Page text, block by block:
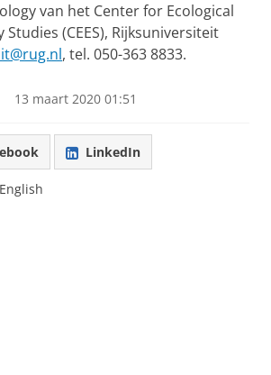
van het Center for Ecological
(CEES), Rijksuniversiteit
, tel. 050-363 8833.
13 maart 2020 01:51
LinkedIn
English